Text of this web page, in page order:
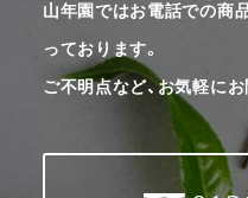
山年園ではお電話での商
っております。
ご不明点など、お気軽に